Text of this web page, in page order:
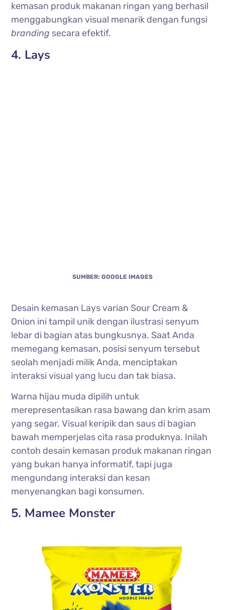
kemasan produk makanan ringan yang berhasil
menggabungkan visual menarik dengan fungsi
branding secara efektif.
4. Lays
SUMBER: GOOGLE IMAGES
Desain kemasan Lays varian Sour Cream &
Onion ini tampil unik dengan ilustrasi senyum
lebar di bagian atas bungkusnya. Saat Anda
memegang kemasan, posisi senyum tersebut
seolah menjadi milik Anda, menciptakan
interaksi visual yang lucu dan tak biasa.
Warna hijau muda dipilih untuk
merepresentasikan rasa bawang dan krim asam
yang segar. Visual keripik dan saus di bagian
bawah memperjelas cita rasa produknya. Inilah
contoh desain kemasan produk makanan ringan
yang bukan hanya informatif, tapi juga
mengundang interaksi dan kesan
menyenangkan bagi konsumen.
5. Mamee Monster